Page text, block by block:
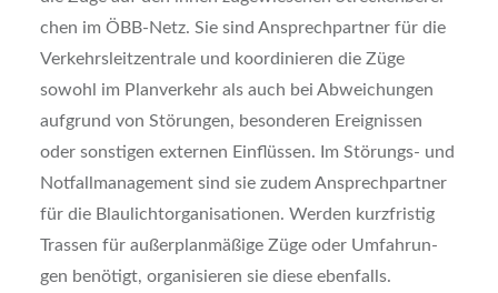
chen im ÖBB-Netz. Sie sind Ansprech­part­ner für die
Ver­kehrs­leit­zen­tra­le und koor­di­nie­ren die Züge
sowohl im Plan­ver­kehr als auch bei Abwei­chun­gen
auf­grund von Stö­run­gen, beson­de­ren Ereig­nis­sen
oder sons­ti­gen exter­nen Ein­flüs­sen. Im Stö­rungs- und
Not­fall­ma­nage­ment sind sie zudem Ansprech­part­ner
für die Blau­licht­or­ga­ni­sa­tio­nen. Wer­den kurz­fris­tig
Tras­sen für außer­plan­mä­ßi­ge Züge oder Umfah­run­
gen benö­tigt, orga­ni­sie­ren sie die­se eben­falls.